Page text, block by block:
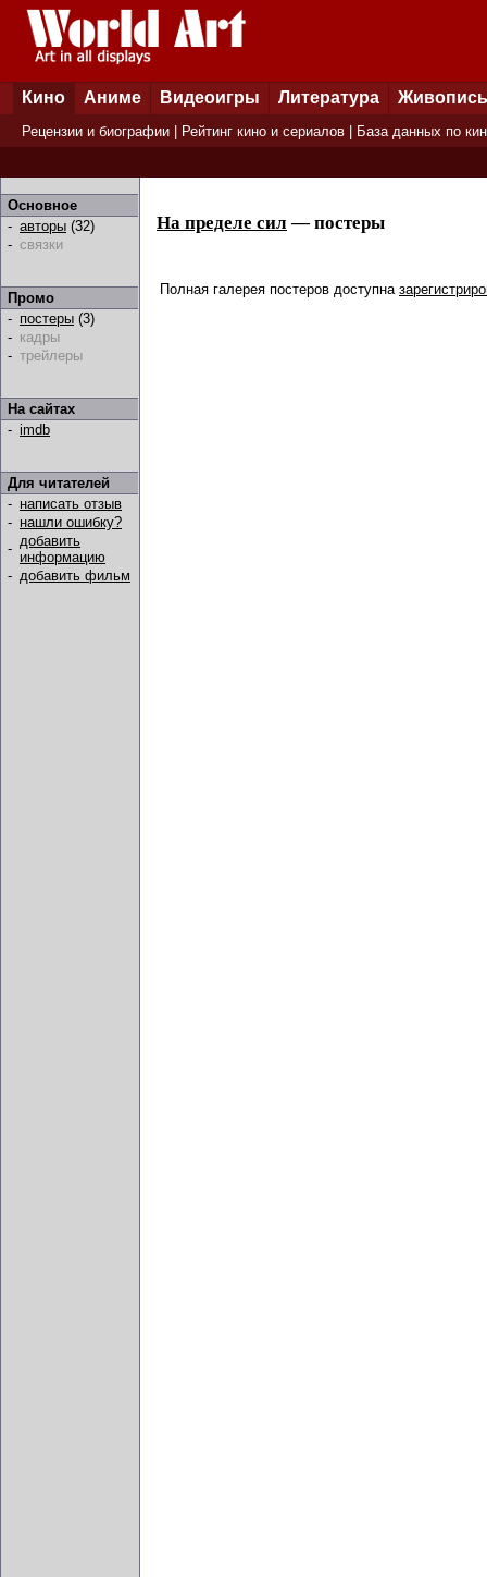
Кино Аниме Видеоигры Литература Живопись
Рецензии и биографии Рейтинг кино и сериалов База данных по
Основное
- авторы (32)
- связки
Промо
- постеры (3)
- кадры
- трейлеры
На сайтах
- imdb
Для читателей
- написать отзыв
- нашли ошибку?
- добавить
информацию
- добавить фильм
На пределе сил — постеры
Полная галерея постеров доступна